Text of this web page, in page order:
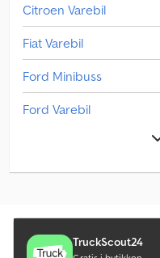
Citroen Varebil
Fiat Varebil
Ford Minibuss
Ford Varebil
Kabelstyrt Rull-Av Tipper
Man Lastebiler
Man TgeTruckScout24